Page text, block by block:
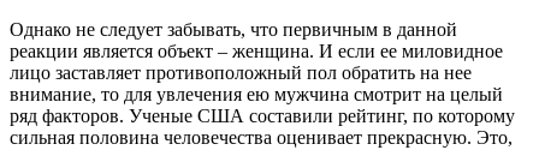
Однако не следует забывать, что первичным в данной
реакции является объект – женщина. И если ее миловидное
лицо заставляет противоположный пол обратить на нее
внимание, то для увлечения ею мужчина смотрит на целый
ряд факторов. Ученые США составили рейтинг, по которому
сильная половина человечества оценивает прекрасную. Это,